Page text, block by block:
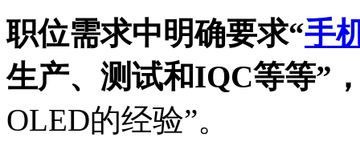
职位需求中明确要求“手
生产、测试和IQC等等”
OLED的经验”。